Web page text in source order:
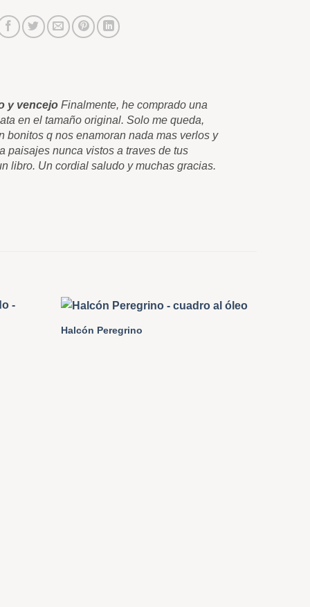
y vencejo Finalmente, he comprado una
en el tamaño original. Solo me queda,
bonitos q nos enamoran nada mas verlos y
paisajes nunca vistos a traves de tus
libro. Un cordial saludo y muchas gracias.
Halcón Peregrino